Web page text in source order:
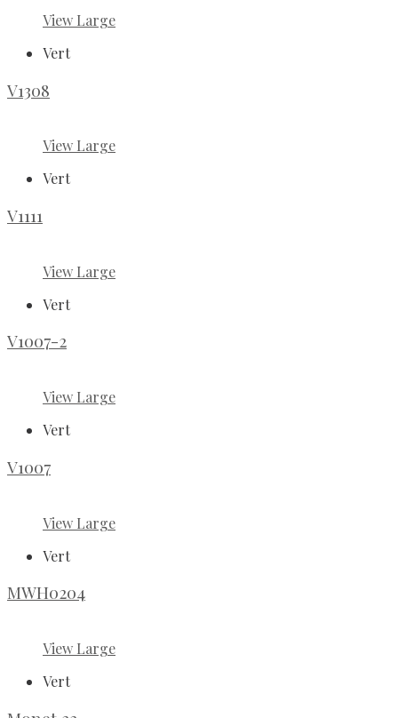
View Large
Vert
V1308
View Large
Vert
V1111
View Large
Vert
V1007-2
View Large
Vert
V1007
View Large
Vert
MWH0204
View Large
Vert